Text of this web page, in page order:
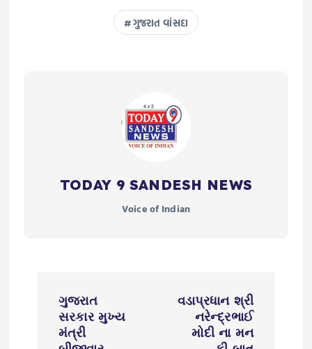
ગુજરાત વાંસદા
TODAY 9 SANDESH NEWS
Voice of Indian
ગુજરાત
સરકાર મુખ્ય
મંત્રી
વડાપ્રધાન શ્રી
નરેન્દ્રભાઈ
મોદી ના મન